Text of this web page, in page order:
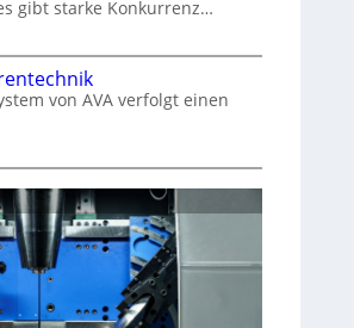
gibt starke Konkurrenz…
von AVA verfolgt einen